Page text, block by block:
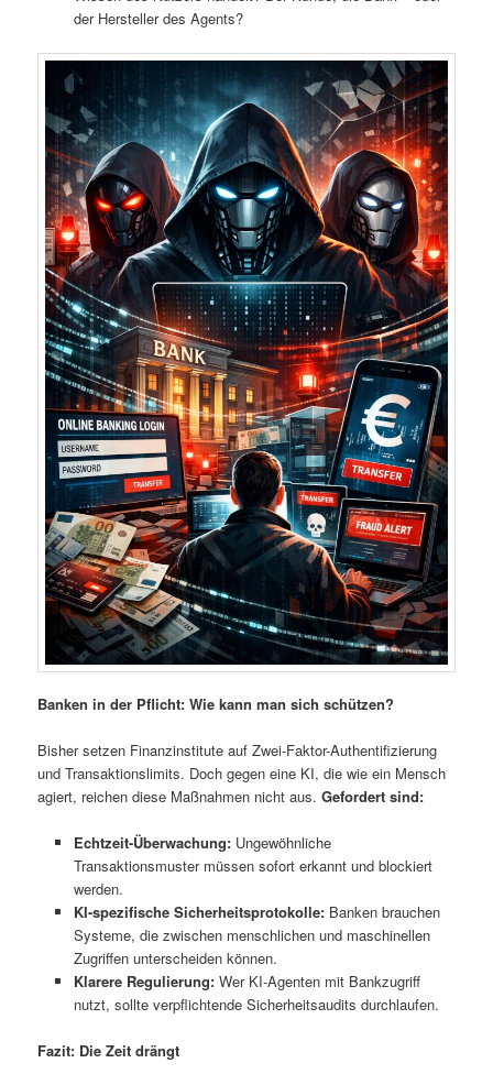
der Hersteller des Agents?
Banken in der Pflicht: Wie kann man sich schützen?
Bisher setzen Finanzinstitute auf Zwei-Faktor-Authentifizierung
und Transaktionslimits. Doch gegen eine KI, die wie ein Mensch
agiert, reichen diese Maßnahmen nicht aus.Gefordert sind:
Echtzeit-Überwachung:Ungewöhnliche
Transaktionsmuster müssen sofort erkannt und blockiert
werden.
KI-spezifische Sicherheitsprotokolle:Banken brauchen
Systeme, die zwischen menschlichen und maschinellen
Zugriffen unterscheiden können.
Klarere Regulierung:Wer KI-Agenten mit Bankzugriff
nutzt, sollte verpflichtende Sicherheitsaudits durchlaufen.
Fazit: Die Zeit drängt